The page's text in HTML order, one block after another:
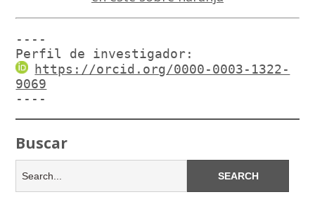
----
Perfil de investigador:
https://orcid.org/0000-0003-1322-
9069
----
Buscar